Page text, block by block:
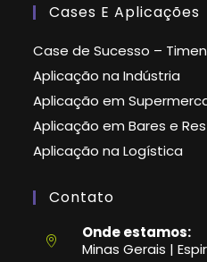
Cases E Aplicações
Case de Sucesso –
Aplicação na Indústria
Aplicação em
Aplicação em Bares e
Aplicação na Logística
Contato
Onde estamos:
Minas Gerais |